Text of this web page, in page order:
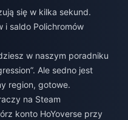
się w kilka sekund.
i saldo Polichromów
w naszym poradniku
Ale sedno jest
region, gotowe.
na Steam
konto HoYoverse przy